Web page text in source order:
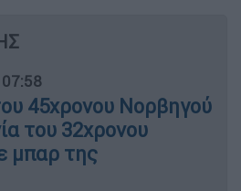
45χρονου Νορβηγού
του 32χρονου
μπαρ της